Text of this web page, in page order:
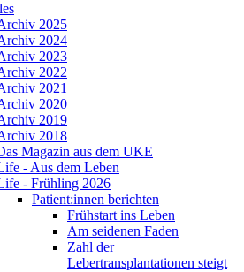
2025
2024
2023
2022
2021
2020
2019
2018
Magazin aus dem UKE
- Aus dem Leben
- Frühling 2026
Patient:innen berichten
Frühstart ins Leben
Am seidenen Faden
Zahl der
Lebertransplantationen steigt